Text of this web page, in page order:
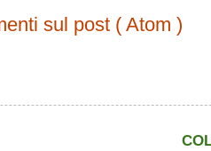
sul post ( Atom )